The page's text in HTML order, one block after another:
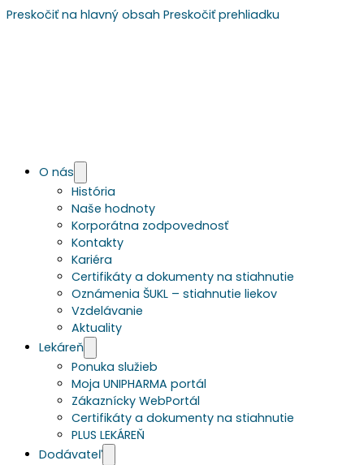
Preskočiť na hlavný obsah Preskočiť prehliadku
O nás
História
Naše hodnoty
Korporátna zodpovednosť
Kontakty
Kariéra
Certifikáty a dokumenty na stiahnutie
Oznámenia ŠUKL – stiahnutie liekov
Vzdelávanie
Aktuality
Lekáreň
Ponuka služieb
Moja UNIPHARMA portál
Zákaznícky WebPortál
Certifikáty a dokumenty na stiahnutie
PLUS LEKÁREŇ
Dodávateľ